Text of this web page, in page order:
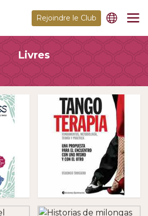
Rejoindre le Club
Livres